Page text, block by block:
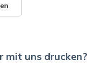
mit uns drucken?